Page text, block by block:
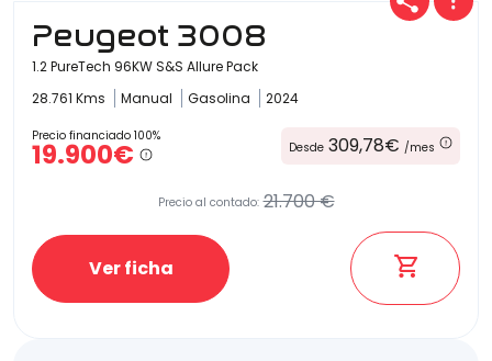
Peugeot 3008
1.2 PureTech 96KW S&S Allure Pack
28.761 Kms
Manual Gasolina 2024
Precio financiado 100%
19.900€ Desde 309,78€ /mes
Precio al contado: 21.700 €
Ver ficha